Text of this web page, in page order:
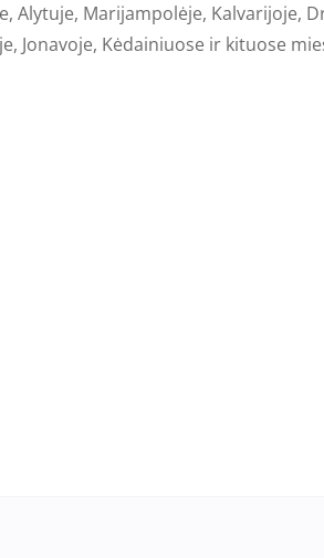
Alytuje, Marijampolėje, Kalvarijoje,
Jonavoje, Kėdainiuose ir kituose